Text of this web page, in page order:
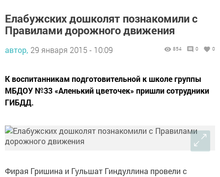
Елабужских дошколят познакомили с
Правилами дорожного движения
автор, 29 января 2015 - 10:09 854 0 0
К воспитанникам подготовительной к школе группы
МБДОУ №33 «Аленький цветочек» пришли сотрудники
ГИБДД.
Фирая Гришина и Гульшат Гиндуллина провели с